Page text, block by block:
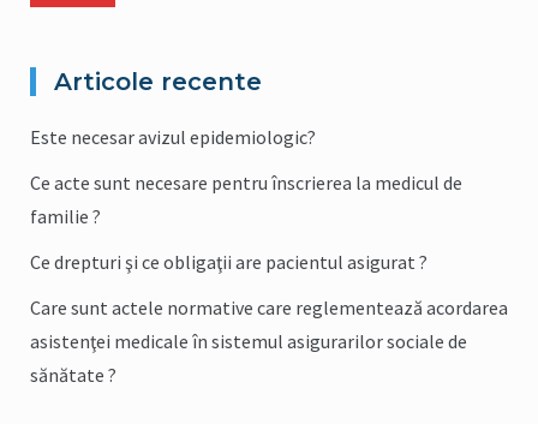
Articole recente
Este necesar avizul epidemiologic?
Ce acte sunt necesare pentru înscrierea la medicul de
familie ?
Ce drepturi şi ce obligaţii are pacientul asigurat ?
Care sunt actele normative care reglementează acordarea
asistenţei medicale în sistemul asigurarilor sociale de
sănătate ?